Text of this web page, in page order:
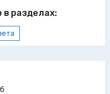
разделах: